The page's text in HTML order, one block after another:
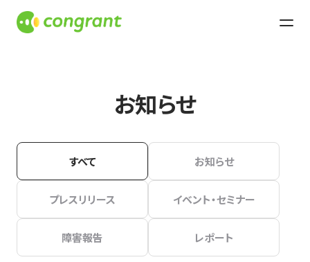
お知らせ
すべて お知らせ
プレスリリース イベント・セミナー
障害報告 レポート